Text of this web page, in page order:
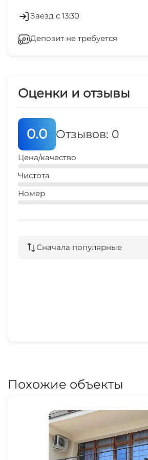
Сейф
Стиральная машина
Заезд с 13:30
Депозит не требуется
Оценки и отзывы
0.0 Отзывов: 0
Цена/качество
Чистота
Номер
Сначала популярные
Похожие объекты